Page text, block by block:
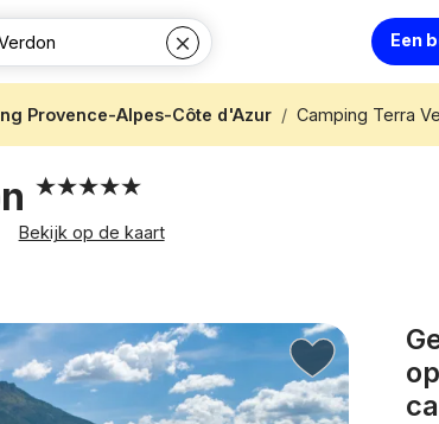
Een
Provence-Alpes-Côte d'Azur Camping Terra
Bekijk op de kaart